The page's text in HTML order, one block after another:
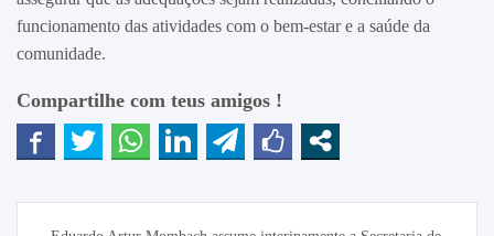
funcionamento das atividades com o bem-estar e a saúde da
comunidade.
Compartilhe com teus amigos !